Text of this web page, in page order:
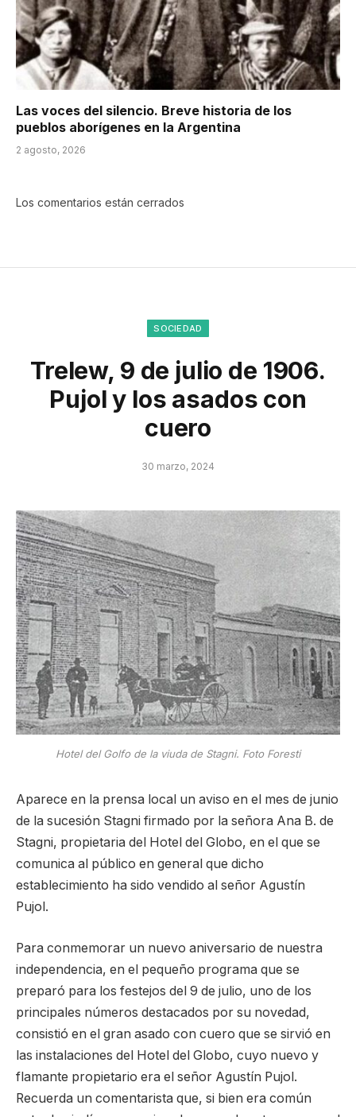
Las voces del silencio. Breve historia de los
pueblos aborígenes en la Argentina
2 agosto, 2026
Los comentarios están cerrados
SOCIEDAD
Trelew, 9 de julio de 1906.
Pujol y los asados con
cuero
30 marzo, 2024
Hotel del Golfo de la viuda de Stagni. Foto Foresti
Aparece en la prensa local un aviso en el mes de junio
de la sucesión Stagni firmado por la señora Ana B. de
Stagni, propietaria del Hotel del Globo, en el que se
comunica al público en general que dicho
establecimiento ha sido vendido al señor Agustín
Pujol.
Para conmemorar un nuevo aniversario de nuestra
independencia, en el pequeño programa que se
preparó para los festejos del 9 de julio, uno de los
principales números destacados por su novedad,
consistió en el gran asado con cuero que se sirvió en
las instalaciones del Hotel del Globo, cuyo nuevo y
flamante propietario era el señor Agustín Pujol.
Recuerda un comentarista que, si bien era común